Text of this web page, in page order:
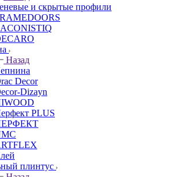
и скрытые профили
Назад
Decor
Dizayn
PLUS
плинтус